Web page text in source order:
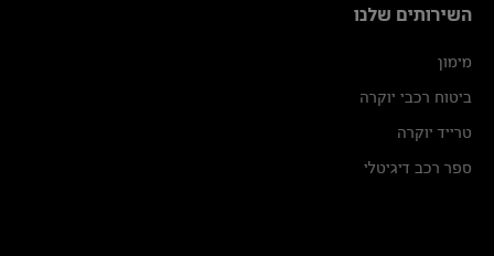
השירותים שלנו
מימון
ביטוח רכבי יוקרה
טרייד יוקרה
ספר רכב דיגיטלי